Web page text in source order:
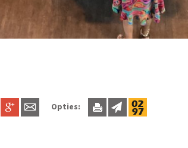
Opties: